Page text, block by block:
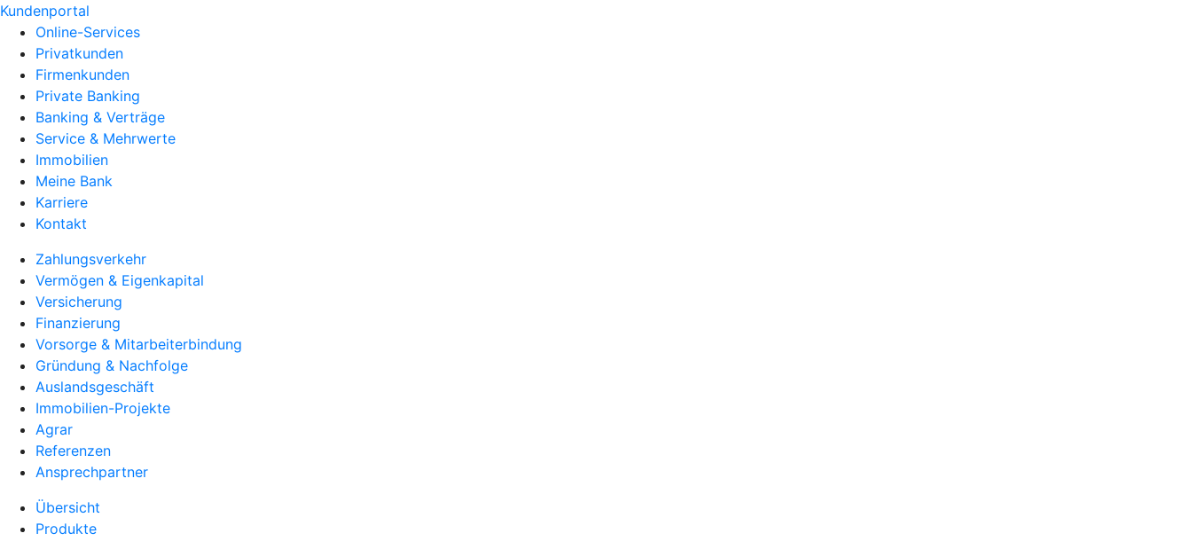
Kundenportal
Online-Services
Privatkunden
Firmenkunden
Private Banking
Banking & Verträge
Service & Mehrwerte
Immobilien
Meine Bank
Karriere
Kontakt
Zahlungsverkehr
Vermögen & Eigenkapital
Versicherung
Finanzierung
Vorsorge & Mitarbeiterbindung
Gründung & Nachfolge
Auslandsgeschäft
Immobilien-Projekte
Agrar
Referenzen
Ansprechpartner
Übersicht
Produkte